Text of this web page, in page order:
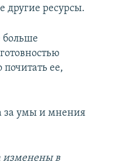
ресурсы.
больше
почитать ее,
за умы и мнения
изменены в